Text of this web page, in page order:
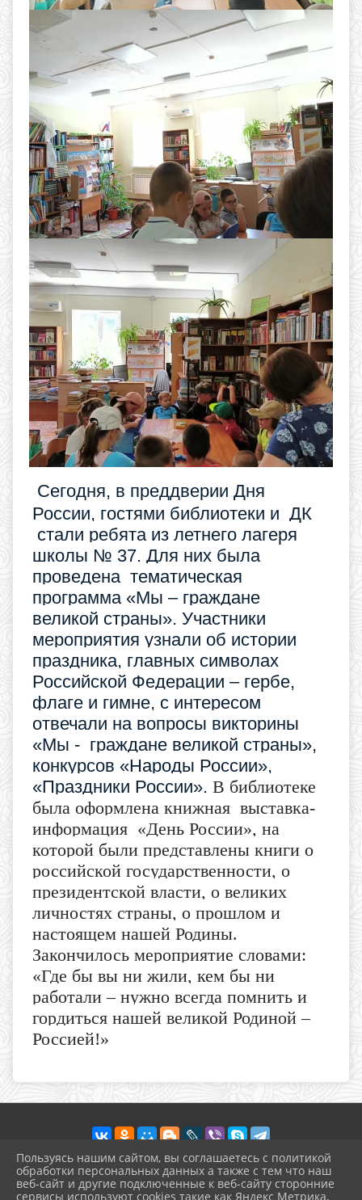
Сегодня, в преддверии Дня
России, гостями библиотеки и ДК
стали ребята из летнего лагеря
школы № 37. Для них была
проведена тематическая
программа «Мы – граждане
великой страны». Участники
мероприятия узнали об истории
праздника, главных символах
Российской Федерации – гербе,
флаге и гимне, с интересом
отвечали на вопросы викторины
«Мы - граждане великой страны»,
конкурсов «Народы России»,
«Праздники России». В библиотеке
была оформлена книжная выставка-
информация «День России», на
которой были представлены книги о
российской государственности, о
президентской власти, о великих
личностях страны, о прошлом и
настоящем нашей Родины.
Закончилось мероприятие словами:
«Где бы вы ни жили, кем бы ни
работали – нужно всегда помнить и
гордиться нашей великой Родиной –
Россией!»
2026 г. nebbib.kulturatuapse.ru
Пользуясь нашим сайтом, вы соглашаетесь с политикой
обработки персональных данных а также с тем что наш
веб-сайт и другие подключенные к веб-сайту сторонние
сервисы используют cookies такие как Яндекс Метрика,